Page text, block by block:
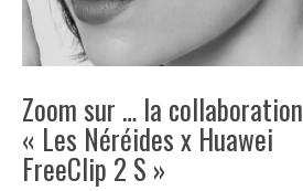
Zoom sur … la collaboration
« Les Néréides x Huawei
FreeClip 2 S »